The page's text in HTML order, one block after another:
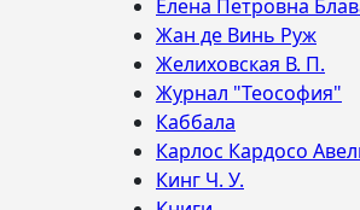
Елена Петровна
Жан де Винь Руж
Желиховская В. П.
Журнал "Теософия"
Каббала
Карлос Кардосо
Кинг Ч. У.